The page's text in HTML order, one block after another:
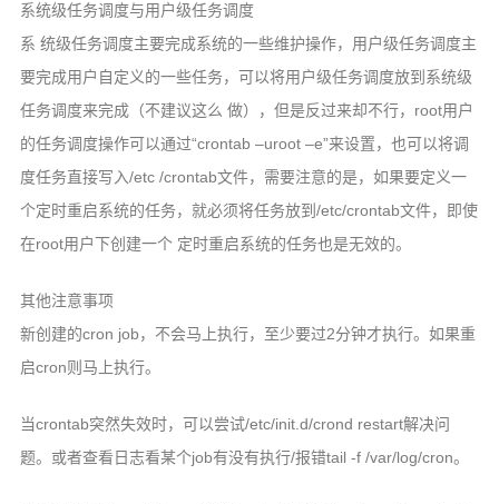
系统级任务调度与用户级任务调度
系 统级任务调度主要完成系统的一些维护操作，用户级任务调度主
要完成用户自定义的一些任务，可以将用户级任务调度放到系统级
任务调度来完成（不建议这么 做），但是反过来却不行，root用户
的任务调度操作可以通过“crontab –uroot –e”来设置，也可以将调
度任务直接写入/etc /crontab文件，需要注意的是，如果要定义一
个定时重启系统的任务，就必须将任务放到/etc/crontab文件，即使
在root用户下创建一个 定时重启系统的任务也是无效的。
其他注意事项
新创建的cron job，不会马上执行，至少要过2分钟才执行。如果重
启cron则马上执行。
当crontab突然失效时，可以尝试/etc/init.d/crond restart解决问
题。或者查看日志看某个job有没有执行/报错tail -f /var/log/cron。